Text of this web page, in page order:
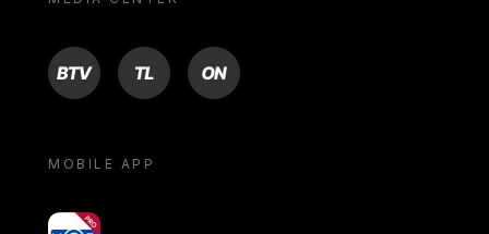
BTV TL ON
MOBILE APP
yoU@B